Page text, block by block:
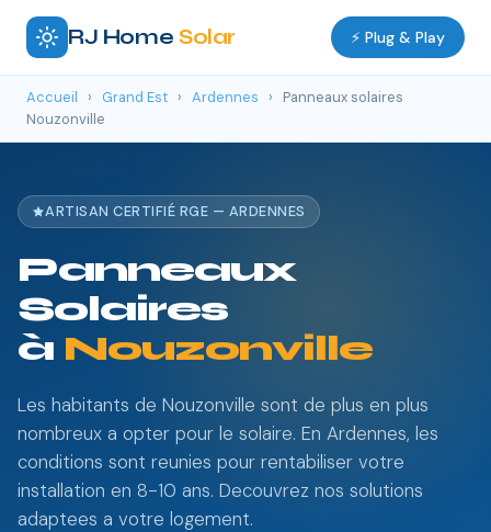
RJ Home Solar ⚡ Plug & Play
Accueil › Grand Est › Ardennes ›
Panneaux solaires
Nouzonville
ARTISAN CERTIFIÉ RGE — ARDENNES
Panneaux
Solaires
à Nouzonville
Les habitants de Nouzonville sont de plus en plus
nombreux a opter pour le solaire. En Ardennes, les
conditions sont reunies pour rentabiliser votre
installation en 8-10 ans. Decouvrez nos solutions
adaptees a votre logement.